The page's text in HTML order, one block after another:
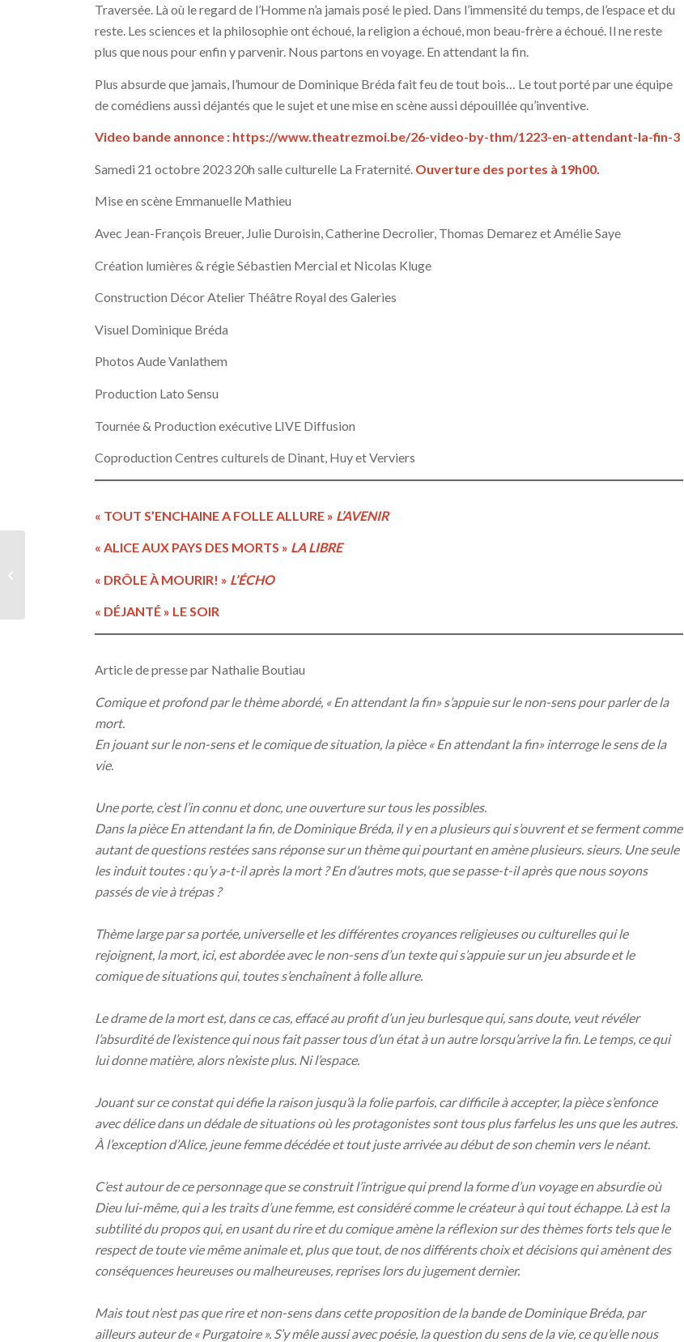
Traversée. Là où le regard de l’Homme n’a jamais posé le pied. Dans l’immensité du temps, de l’espace et du
reste. Les sciences et la philosophie ont échoué, la religion a échoué, mon beau-frère a échoué. Il ne reste
plus que nous pour enfin y parvenir. Nous partons en voyage. En attendant la fin.
Plus absurde que jamais, l’humour de Dominique Bréda fait feu de tout bois… Le tout porté par une équipe
de comédiens aussi déjantés que le sujet et une mise en scène aussi dépouillée qu’inventive.
Video bande annonce : https://www.theatrezmoi.be/26-video-by-thm/1223-en-attendant-la-fin-3
Samedi 21 octobre 2023 20h salle culturelle La Fraternité. Ouverture des portes à 19h00.
Mise en scène Emmanuelle Mathieu
Avec Jean-François Breuer, Julie Duroisin, Catherine Decrolier, Thomas Demarez et Amélie Saye
Création lumières & régie Sébastien Mercial et Nicolas Kluge
Construction Décor Atelier Théâtre Royal des Galeries
Visuel Dominique Bréda
Photos Aude Vanlathem
Production Lato Sensu
Tournée & Production exécutive LIVE Diffusion
Coproduction Centres culturels de Dinant, Huy et Verviers
« TOUT S’ENCHAINE A FOLLE ALLURE » L’AVENIR
« ALICE AUX PAYS DES MORTS » LA LIBRE
« DRÔLE À MOURIR! » L’ÉCHO
« DÉJANTÉ » LE SOIR
Article de presse par Nathalie Boutiau
Comique et profond par le thème abordé, « En attendant la fin» s’appuie sur le non-sens pour parler de la
mort.
En jouant sur le non-sens et le comique de situation, la pièce « En attendant la fin» interroge le sens de la
vie.
Une porte, c’est l’in connu et donc, une ouverture sur tous les possibles.
Dans la pièce En attendant la fin, de Dominique Bréda, il y en a plusieurs qui s’ouvrent et se ferment comme
autant de questions restées sans réponse sur un thème qui pourtant en amène plusieurs. sieurs. Une seule
les induit toutes : qu’y a-t-il après la mort ? En d’autres mots, que se passe-t-il après que nous soyons
passés de vie à trépas ?
Thème large par sa portée, universelle et les différentes croyances religieuses ou culturelles qui le
rejoignent, la mort, ici, est abordée avec le non-sens d’un texte qui s’appuie sur un jeu absurde et le
comique de situations qui, toutes s’enchaînent à folle allure.
Le drame de la mort est, dans ce cas, effacé au profit d’un jeu burlesque qui, sans doute, veut révéler
l’absurdité de l’existence qui nous fait passer tous d’un état à un autre lorsqu’arrive la fin. Le temps, ce qui
lui donne matière, alors n’existe plus. Ni l’espace.
Jouant sur ce constat qui défie la raison jusqu’à la folie parfois, car difficile à accepter, la pièce s’enfonce
avec délice dans un dédale de situations où les protagonistes sont tous plus farfelus les uns que les autres.
À l’exception d’Alice, jeune femme décédée et tout juste arrivée au début de son chemin vers le néant.
C’est autour de ce personnage que se construit l’intrigue qui prend la forme d’un voyage en absurdie où
Dieu lui-même, qui a les traits d’une femme, est considéré comme le créateur à qui tout échappe. Là est la
subtilité du propos qui, en usant du rire et du comique amène la réflexion sur des thèmes forts tels que le
respect de toute vie même animale et, plus que tout, de nos différents choix et décisions qui amènent des
conséquences heureuses ou malheureuses, reprises lors du jugement dernier.
Mais tout n’est pas que rire et non-sens dans cette proposition de la bande de Dominique Bréda, par
ailleurs auteur de « Purgatoire ». S’y mêle aussi avec poésie, la question du sens de la vie, ce qu’elle nous
Xhoffraix avec Denis